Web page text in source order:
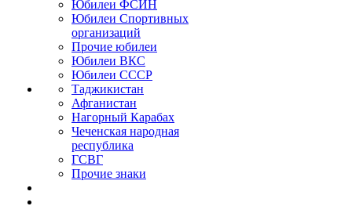
Юбилеи ФСИН
Юбилеи Спортивных
организаций
Прочие юбилеи
Юбилеи ВКС
Юбилеи СССР
Таджикистан
Афганистан
Нагорный Карабах
Чеченская народная
республика
ГСВГ
Прочие знаки